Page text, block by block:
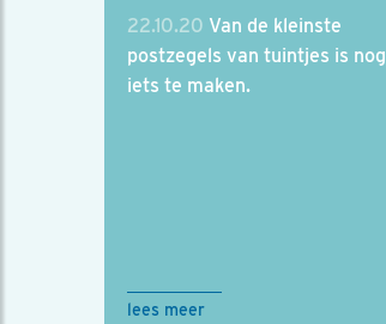
22.10.20 Van de kleinste
postzegels van tuintjes is nog
iets te maken.
lees meer